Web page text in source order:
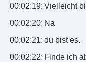
00:02:19: Vielleicht
00:02:20: Na
00:02:21: du bist es.
00:02:22: Finde ich